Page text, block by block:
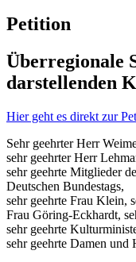
Petition
Überregionale
darstellenden
Hier geht es direkt zur
Sehr geehrter Herr
sehr geehrter Herr
sehr geehrte Mitglieder
Deutschen Bundestags,
sehr geehrte Frau Klein,
Frau Göring-Eckhardt,
sehr geehrte
sehr geehrte Damen und